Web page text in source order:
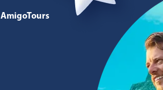
AmigoTours